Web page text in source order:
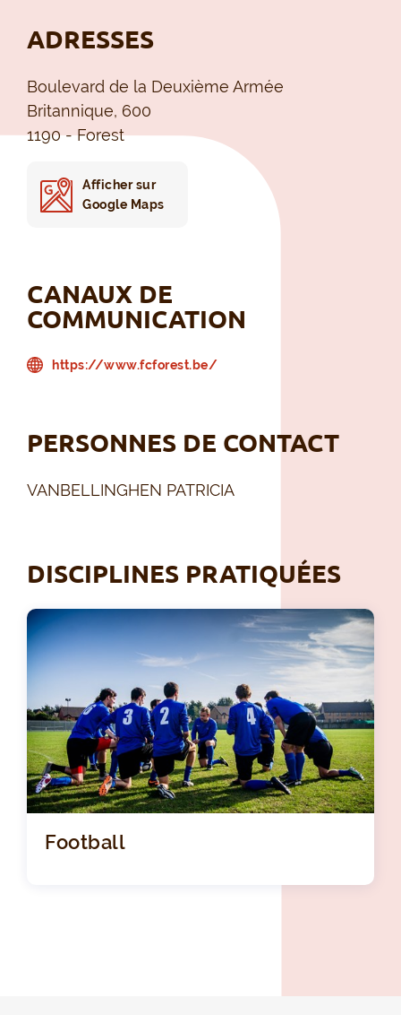
ADRESSES
Boulevard de la Deuxième Armée
Britannique, 600
1190 - Forest
Afficher sur
Google Maps
CANAUX DE
COMMUNICATION
https://www.fcforest.be/
PERSONNES DE CONTACT
VANBELLINGHEN PATRICIA
DISCIPLINES PRATIQUÉES
Football